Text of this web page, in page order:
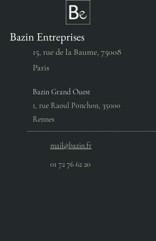
EDF SYSTÈMES
ÉNERGÉTIQUES
BARTHÉLÉMY​
Bazin Entreprises
15, rue de la Baume, 75008
Paris
Bazin Grand Ouest
1, rue Raoul Ponchon, 35000
Rennes
mail@bazin.fr
01 72 76 62 20